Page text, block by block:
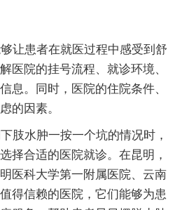
让患者在就医过程中感受到舒
医院的挂号流程、就诊环境、
息。同时，医院的住院条件、
的因素。
肢水肿一按一个坑的情况时，
择合适的医院就诊。在昆明，
医科大学第一附属医院、云南
得信赖的医院，它们能够为患